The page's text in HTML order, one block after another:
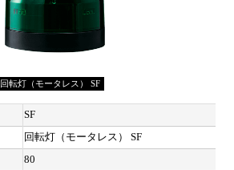
回転灯（モータレス） SF
SF
回転灯（モータレス） SF
80